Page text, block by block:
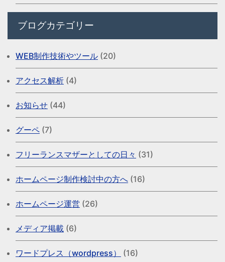
ブログカテゴリー
WEB制作技術やツール (20)
アクセス解析 (4)
お知らせ (44)
グーペ (7)
フリーランスマザーとしての日々 (31)
ホームページ制作検討中の方へ (16)
ホームページ運営 (26)
メディア掲載 (6)
ワードプレス（wordpress） (16)